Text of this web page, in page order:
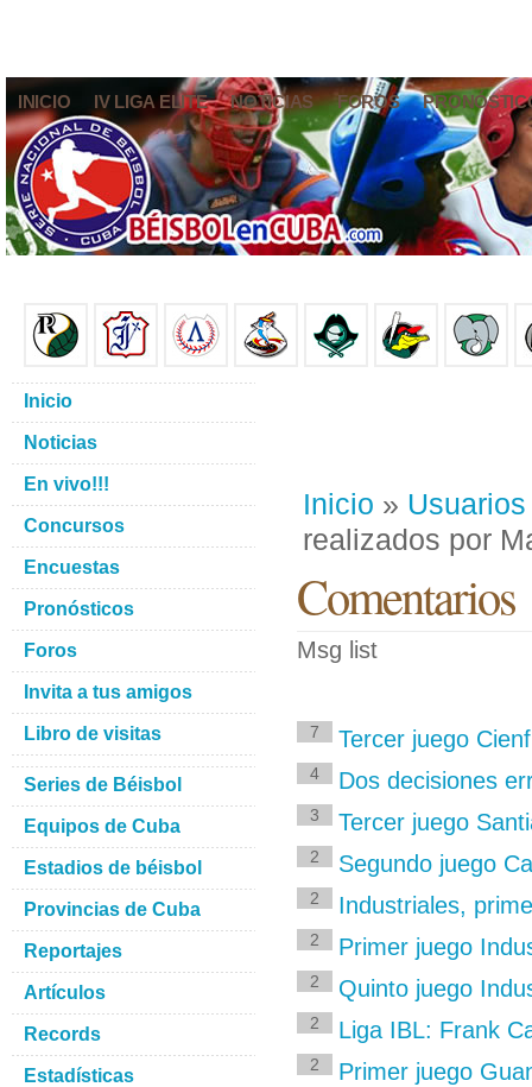
INICIO IV LIGA ELITE NOTICIAS FOROS
Inicio » Usuarios
realizados por
Comentarios
Msg list
7 Tercer juego
4 Dos decisiones
3 Tercer juego
2 Segundo juego
2 Industriales,
2 Primer juego
2 Quinto juego
2 Liga IBL: Frank
2 Primer juego
Inicio
Noticias
En vivo!!!
Concursos
Encuestas
Pronósticos
Foros
Invita a tus amigos
Libro de visitas
Series de Béisbol
Equipos de Cuba
Estadios de béisbol
Provincias de Cuba
Reportajes
Artículos
Records
Estadísticas